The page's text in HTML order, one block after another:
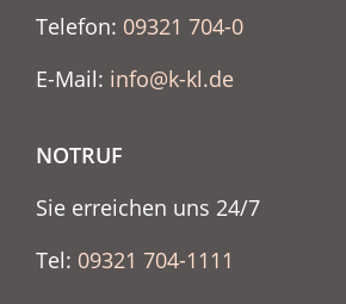
Telefon: 09321 704-0
E-Mail: info@k-kl.de
NOTRUF
Sie erreichen uns 24/7
Tel: 09321 704-1111